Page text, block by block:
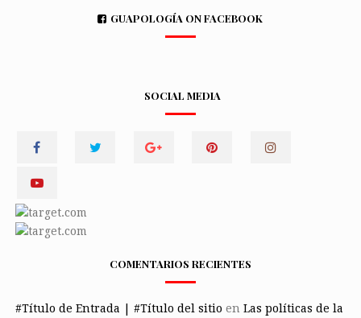
GUAPOLOGÍA ON FACEBOOK
SOCIAL MEDIA
COMENTARIOS RECIENTES
#Título de Entrada | #Título del sitio en Las políticas de la